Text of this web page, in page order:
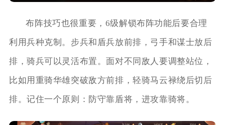
布阵技巧也很重要，6级解锁布阵功能后要合理
利用兵种克制。步兵和盾兵放前排，弓手和谋士放后
排，骑兵可以灵活布置。面对不同敌人要调整站位，
比如用重骑华雄突破敌方前排，轻骑马云禄绕后切后
排。记住一个原则：防守靠盾将，进攻靠骑将。